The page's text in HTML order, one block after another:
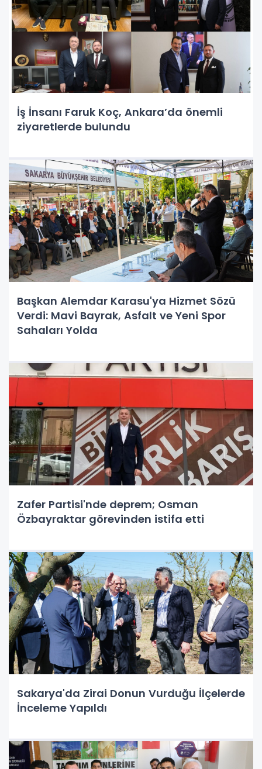
İş İnsanı Faruk Koç, Ankara’da önemli
ziyaretlerde bulundu
Başkan Alemdar Karasu'ya Hizmet Sözü
Verdi: Mavi Bayrak, Asfalt ve Yeni Spor
Sahaları Yolda
Zafer Partisi'nde deprem; Osman
Özbayraktar görevinden istifa etti
Sakarya'da Zirai Donun Vurduğu İlçelerde
İnceleme Yapıldı